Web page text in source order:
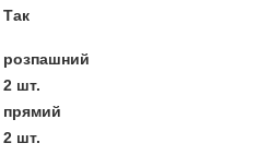
Так
розпашний
2 шт.
прямий
2 шт.